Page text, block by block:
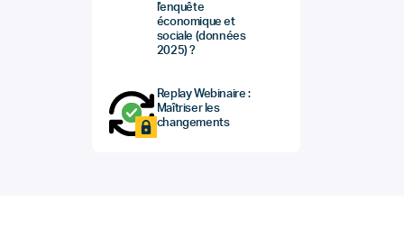
l'enquête
économique et
sociale (données
2025) ?
Replay Webinaire :
Maîtriser les
changements